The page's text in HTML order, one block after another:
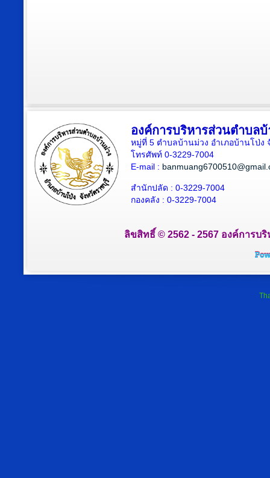
องค์การบริหารส่วนตำบล
หมู่ที่ 5 ตำบลบ้านม่วง อำเภอบ้านโป่ง
โทรศัพท์ 0-3229-7004
E-mail :
สำนักปลัด : 0-3229-7004
กองคลัง : 0-3229-7004
ลิขสิทธิ์ © 2562 - 2567 องค์การบ